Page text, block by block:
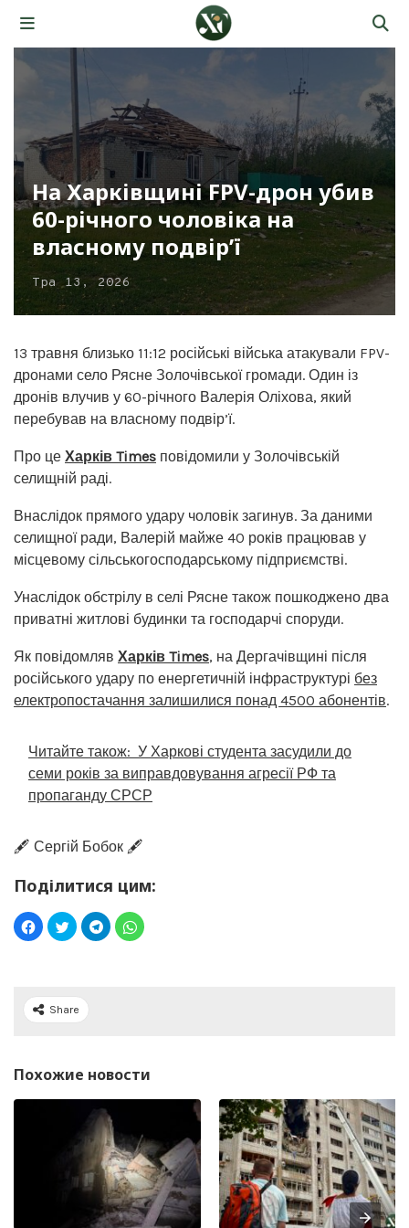
На Харківщині FPV-дрон убив
60-річного чоловіка на
власному подвір’ї
Тра 13, 2026
13 травня близько 11:12 російські війська атакували FPV-
дронами село Рясне Золочівської громади. Один із
дронів влучив у 60-річного Валерія Оліхова, який
перебував на власному подвір’ї.
Про це Харків Times повідомили у Золочівській
селищній раді.
Внаслідок прямого удару чоловік загинув. За даними
селищної ради, Валерій майже 40 років працював у
місцевому сільськогосподарському підприємстві.
Унаслідок обстрілу в селі Рясне також пошкоджено два
приватні житлові будинки та господарчі споруди.
Як повідомляв Харків Times, на Дергачівщині після
російського удару по енергетичній інфраструктурі без
електропостачання залишилися понад 4500 абонентів.
Читайте також: У Харкові студента засудили до
семи років за виправдовування агресії РФ та
пропаганду СРСР
🖋️ Сергій Бобок 🖋️
Поділитися цим:
Share
Похожие новости